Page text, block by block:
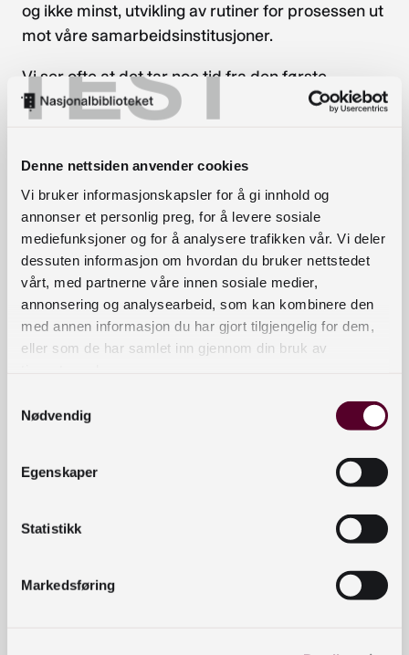
TEST
Denne nettsiden anvender cookies
Vi bruker informasjonskapsler for å gi innhold og
annonser et personlig preg, for å levere sosiale
mediefunksjoner og for å analysere trafikken vår. Vi deler
dessuten informasjon om hvordan du bruker nettstedet
vårt, med partnerne våre innen sosiale medier,
annonsering og analysearbeid, som kan kombinere den
med annen informasjon du har gjort tilgjengelig for dem,
eller som de har samlet inn gjennom din bruk av
Nødvendig
Egenskaper
Statistikk
Markedsføring
og ikke minst, utvikling av rutiner for prosessen ut
mot våre samarbeidsinstitusjoner.
Vi ser ofte at det tar noe tid fra den første
kontakten opprettes til vi mottar materialet inn
dørene i Mo i Rana. Selv om prosessen med
viktig arbeid som legger grunnlaget for et godt
resultat videre.
Hvordan komme i gang med
digitalisering av en samling
I løpet av det første året har vi opprettet kontakt
planlegging, rydding og sortering ute i
å strømme inn. Bare de siste par ukene har vi
mottatt forsendelser fra 7 ulike institusjoner, og
flere er på vei. Vi forventer etter hvert en jevn
strøm som skal sørge for kontinuerlig arbeid i alle